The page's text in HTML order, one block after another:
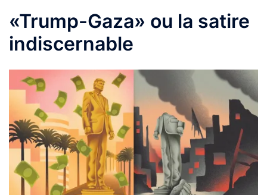
«Trump-Gaza» ou la satire
indiscernable